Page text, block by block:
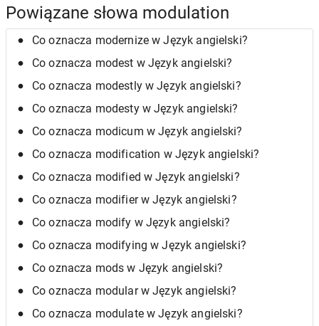
Powiązane słowa modulation
Co oznacza modernize w Język angielski?
Co oznacza modest w Język angielski?
Co oznacza modestly w Język angielski?
Co oznacza modesty w Język angielski?
Co oznacza modicum w Język angielski?
Co oznacza modification w Język angielski?
Co oznacza modified w Język angielski?
Co oznacza modifier w Język angielski?
Co oznacza modify w Język angielski?
Co oznacza modifying w Język angielski?
Co oznacza mods w Język angielski?
Co oznacza modular w Język angielski?
Co oznacza modulate w Język angielski?